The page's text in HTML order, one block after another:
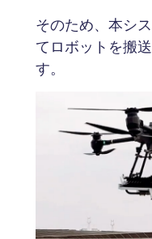
そのため、本シ
てロボットを搬
す。